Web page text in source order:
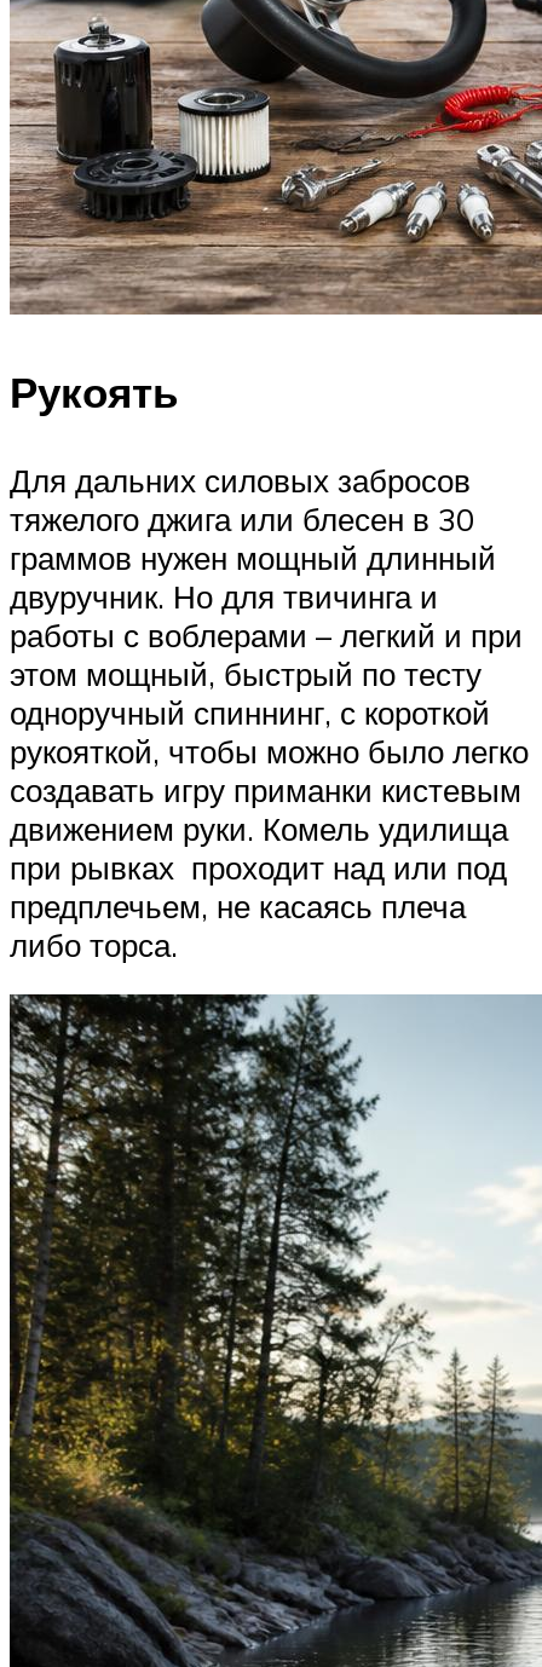
Рукоять
Для дальних силовых забросов
тяжелого джига или блесен в 30
граммов нужен мощный длинный
двуручник. Но для твичинга и
работы с воблерами – легкий и при
этом мощный, быстрый по тесту
одноручный спиннинг, с короткой
рукояткой, чтобы можно было легко
создавать игру приманки кистевым
движением руки. Комель удилища
при рывках проходит над или под
предплечьем, не касаясь плеча
либо торса.